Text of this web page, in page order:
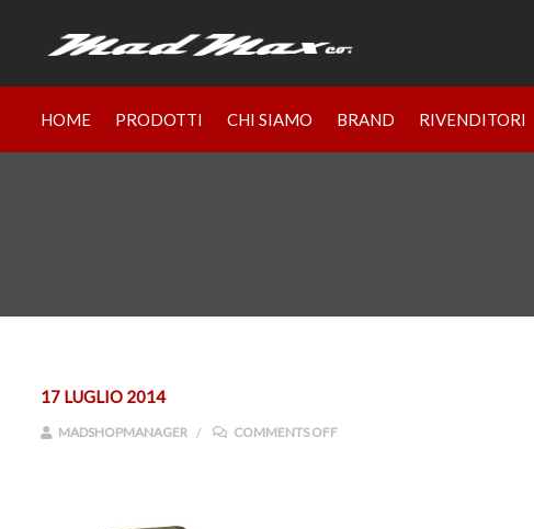
HOME PRODOTTI CHI SIAMO BRAND RIVENDITORI
17 LUGLIO 2014
MADSHOPMANAGER COMMENTS OFFON 7775331A